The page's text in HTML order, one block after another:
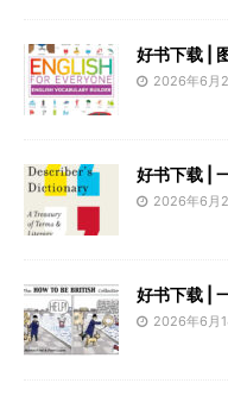
好书下载 |
2026年6月
好书下载 |
2026年6月
好书下载 |
2026年6月